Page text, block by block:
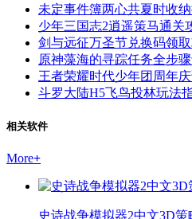
未定事件簿两心共夏时收
少年三国志2逍遥策马通关
剑与远征万圣节兑换码领
原神藻海的寻踪任务全步
王者荣耀时代少年团周年
斗罗大陆H5飞鸟投林玩法
相关软件
More+
史诗战争模拟器2中文3D